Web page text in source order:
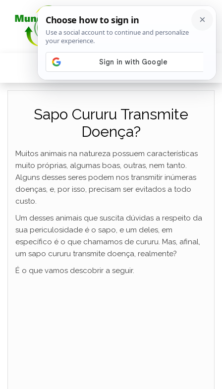
Sapo Cururu Transmite
Doença?
Muitos animais na natureza possuem características
muito próprias, algumas boas, outras, nem tanto.
Alguns desses seres podem nos transmitir inúmeras
doenças, e, por isso, precisam ser evitados a todo
custo.
Um desses animais que suscita dúvidas a respeito da
sua periculosidade é o sapo, e um deles, em
específico é o que chamamos de cururu. Mas, afinal,
um sapo cururu transmite doença, realmente?
É o que vamos descobrir a seguir.